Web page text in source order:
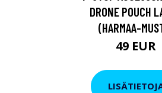
DRONE POUCH
(HARMAA-
49 EUR